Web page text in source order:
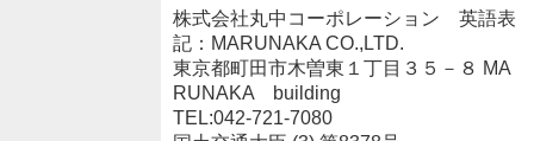
株式会社丸中コーポレーション 英語表
記：MARUNAKA CO.,LTD.
東京都町田市木曽東１丁目３５－８ MA
RUNAKA building
TEL:042-721-7080